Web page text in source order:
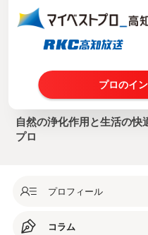
プロのイ
自然の浄化作用と生活の
プロ
プロフィール
コラム